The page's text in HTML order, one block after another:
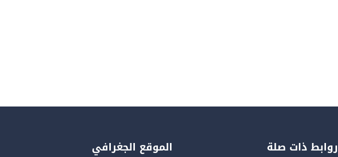
روابط ذات صلة الموقع الجغرافي